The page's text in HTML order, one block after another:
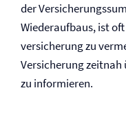
der
Wiederaufbaus, ist
versicherung zu
Versicherung
zu informieren.